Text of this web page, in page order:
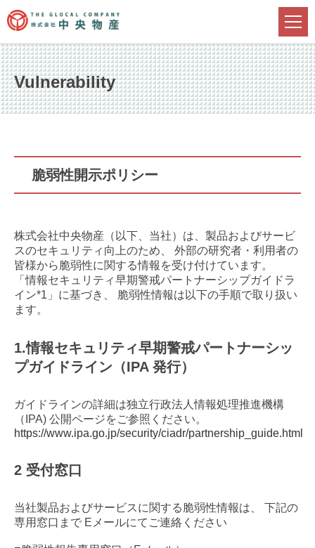
Vulnerability
脆弱性開示ポリシー
株式会社中央物産（以下、当社）は、製品およびサービ
スのセキュリティ向上のため、 外部の研究者・利用者の
皆様から脆弱性に関する情報を受け付けています。
「情報セキュリティ早期警戒パートナーシップガイドラ
イン*1」に基づき、 脆弱性情報は以下の手順で取り扱い
ます。
1.情報セキュリティ早期警戒パートナーシッ
プガイドライン（IPA 発行）
ガイドラインの詳細は独立行政法人情報処理推進機構
（IPA) 公開ページをご参照ください。
https://www.ipa.go.jp/security/ciadr/partnership_guide.html
2 受付窓口
当社製品およびサービスに関する脆弱性情報は、 下記の
専用窓口まで Eメールにてご連絡ください